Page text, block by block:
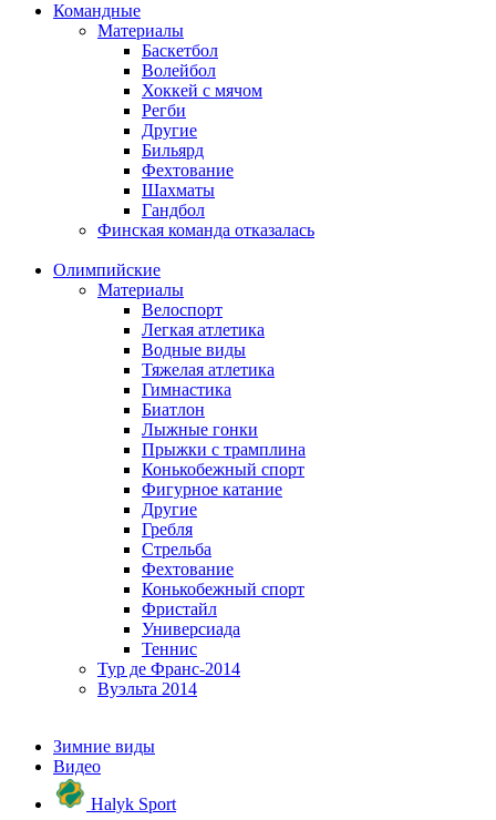
Командные
Материалы
Баскетбол
Волейбол
Хоккей с мячом
Регби
Другие
Бильярд
Фехтование
Шахматы
Гандбол
Финская команда отказалась
Олимпийские
Материалы
Велоспорт
Легкая атлетика
Водные виды
Тяжелая атлетика
Гимнастика
Биатлон
Лыжные гонки
Прыжки с трамплина
Конькобежный спорт
Фигурное катание
Другие
Гребля
Стрельба
Фехтование
Конькобежный спорт
Фристайл
Универсиада
Теннис
Тур де Франс-2014
Вуэльта 2014
Зимние виды
Видео
Halyk Sport